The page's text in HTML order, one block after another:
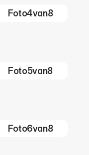
Foto4van8
Foto5van8
Foto6van8